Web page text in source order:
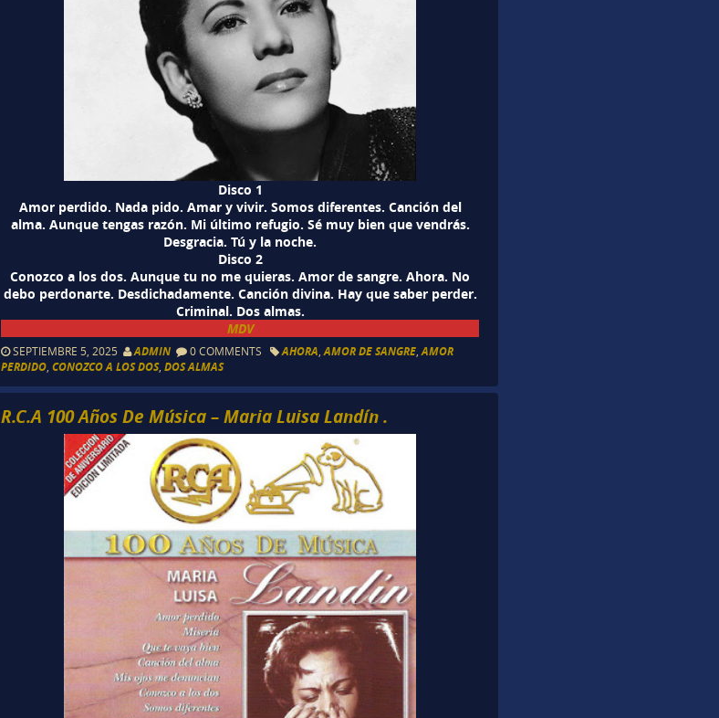
Disco 1
Amor perdido. Nada pido. Amar y vivir. Somos diferentes. Canción del
alma. Aunque tengas razón. Mi último refugio. Sé muy bien que vendrás.
Desgracia. Tú y la noche.
Disco 2
Conozco a los dos. Aunque tu no me quieras. Amor de sangre. Ahora. No
debo perdonarte. Desdichadamente. Canción divina. Hay que saber perder.
Criminal. Dos almas.
MDV
SEPTIEMBRE 5, 2025 ADMIN 0 COMMENTS AHORA ,AMOR DE SANGRE ,AMOR
PERDIDO ,CONOZCO A LOS DOS,DOS ALMAS
R.C.A 100 Años De Música – Maria Luisa Landín .